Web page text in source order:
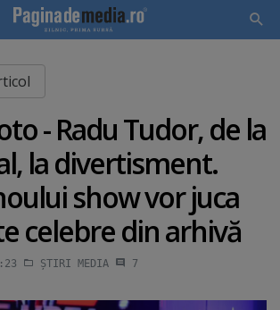
- Radu Tudor, de la
la divertisment.
show vor juca
celebre din arhivă
ȘTIRI MEDIA 7